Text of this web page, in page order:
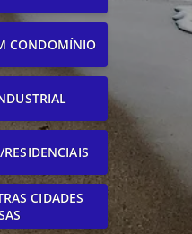
CONDOMÍNIO
CIDADES